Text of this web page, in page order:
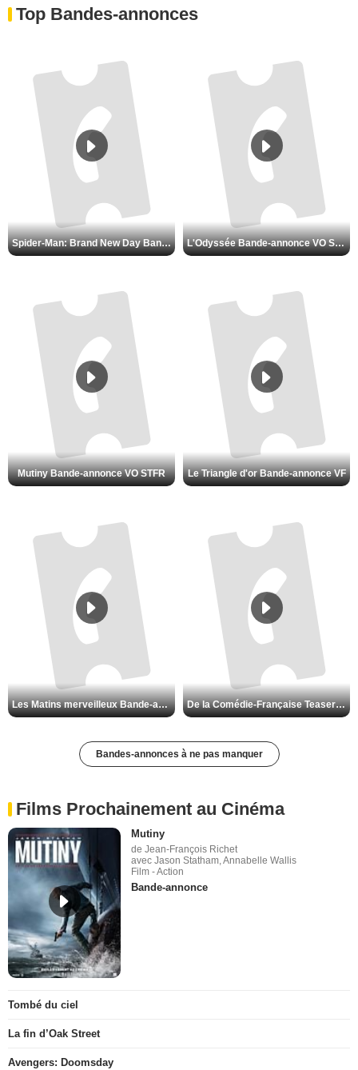
Top Bandes-annonces
Spider-Man: Brand New Day Bande-annonce VO STFR L'Odyssée Bande-annonce VO STFR
Mutiny Bande-annonce VO STFR Le Triangle d'or Bande-annonce VF
Les Matins merveilleux Bande-annonce VF De la Comédie-Française Teaser VF
Bandes-annonces à ne pas manquer
Films Prochainement au Cinéma
Mutiny
de Jean-François Richet
avec Jason Statham, Annabelle Wallis
Film - Action
Bande-annonce
Tombé du ciel
La fin d’Oak Street
Avengers: Doomsday